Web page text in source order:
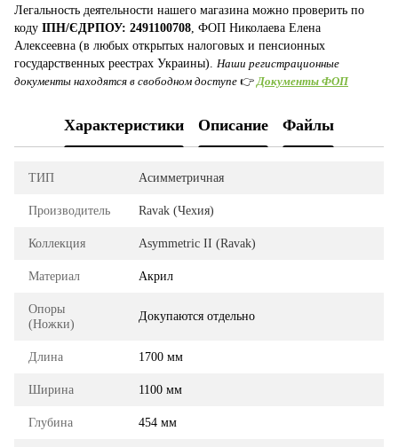
Легальность деятельности нашего магазина можно проверить по
коду ІПН/ЄДРПОУ: 2491100708 , ФОП Николаева Елена
Алексеевна (в любых открытых налоговых и пенсионных
государственных реестрах Украины). Наши регистрационные
документы находятся в свободном доступе 👉 Документы ФОП
Характеристики Описание Файлы
ТИП Асимметричная
Производитель Ravak (Чехия)
Коллекция Asymmetric II (Ravak)
Материал Акрил
Опоры
(Ножки)
Докупаются отдельно
Длина 1700 мм
Ширина 1100 мм
Глубина 454 мм